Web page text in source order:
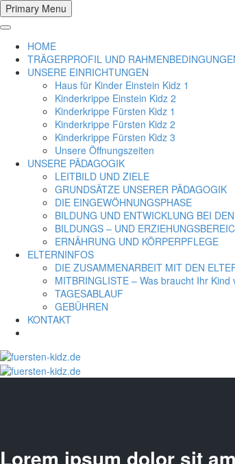
Primary Menu
HOME
TRÄGERPROFIL UND
UNSERE EINRICHTUNGEN
Haus für Kinder Einstein Kidz 1
Kinderkrippe Einstein Kidz 2
Kinderkrippe Fürsten Kidz 1
Kinderkrippe Fürsten Kidz 2
Kinderkrippe Fürsten Kidz 3
Unsere Öffnungszeiten
UNSERE PÄDAGOGIK
LEITBILD UND ZIELE
GRUNDSÄTZE UNSERER PÄDAGOGIK
DIE EINGEWÖHNUNGSPHASE
BILDUNG UND ENTWICKLUNG BEI
BILDUNGS – UND
ERNÄHRUNG UND KÖRPERPFLEGE
ELTERNINFOS
DIE ZUSAMMENARBEIT MIT DEN
MITBRINGLISTE – Was braucht Ihr Kind
TAGESABLAUF
GEBÜHREN
KONTAKT